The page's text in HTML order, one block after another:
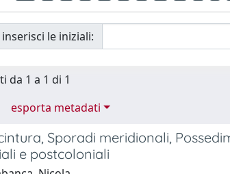
inserisci le iniziali:
da 1 a 1 di 1
esporta metadati
Sporadi meridionali,
e postcoloniali